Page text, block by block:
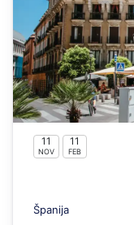
11
NOV
11
FEB
Španija